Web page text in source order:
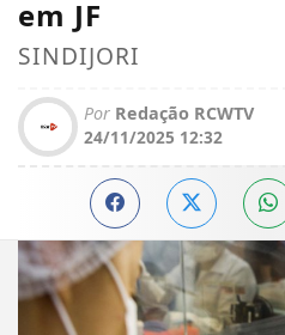
em JF
SINDIJORI
Por Redação RCWTV
24/11/2025 12:32